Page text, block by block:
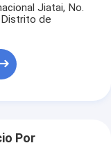
Jiatai, No.
Distrito de
Por